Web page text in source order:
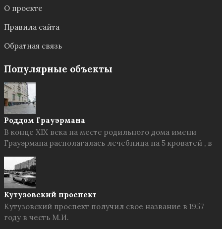
О проекте
Правила сайта
Обратная связь
Популярные объекты
Роддом Грауэрмана
В конце XIX века на месте родильного дома имени
Грауэрмана располагалась лечебница на 5 кроватей , в
Кутузовский проспект
Кутузовский проспект получил свое название в 1957
году в честь М.И.